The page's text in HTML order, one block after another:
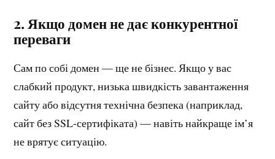
2. Якщо домен не дає конкурентної
переваги
Сам по собі домен — ще не бізнес. Якщо у вас
слабкий продукт, низька швидкість завантаження
сайту або відсутня технічна безпека (наприклад,
сайт без SSL-сертифіката) — навіть найкраще ім’я
не врятує ситуацію.